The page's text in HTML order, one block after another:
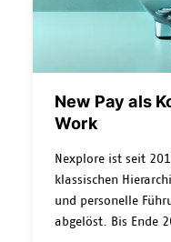
New Pay als
Work
Nexplore ist seit
klassischen
und personelle
abgelöst. Bis Ende